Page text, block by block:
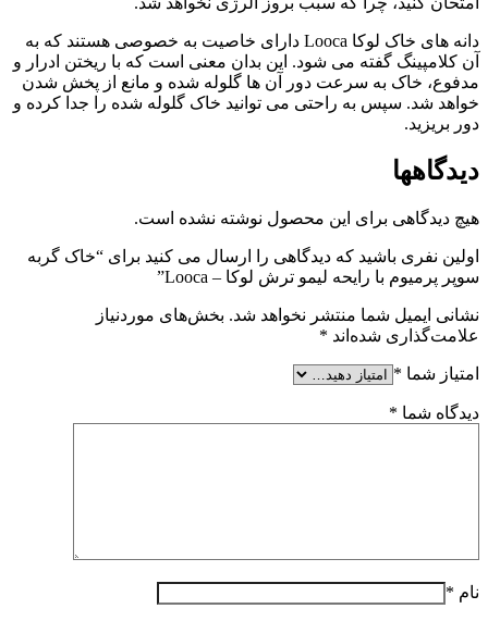
دانه های خاک لوکا Looca دارای خاصیت به خصوصی هستند که به
آن کلامپینگ گفته می شود. این بدان معنی است که با ریختن ادرار و
مدفوع، خاک به سرعت دور آن ها گلوله شده و مانع از پخش شدن
خواهد شد. سپس به راحتی می توانید خاک گلوله شده را جدا کرده و
دور بریزید.
دیدگاهها
هیچ دیدگاهی برای این محصول نوشته نشده است.
اولین نفری باشید که دیدگاهی را ارسال می کنید برای “خاک گربه
سوپر پرمیوم با رایحه لیمو ترش لوکا – Looca”
نشانی ایمیل شما منتشر نخواهد شد. بخش‌های موردنیاز
علامت‌گذاری شده‌اند *
امتیاز شما *
دیدگاه شما *
نام *